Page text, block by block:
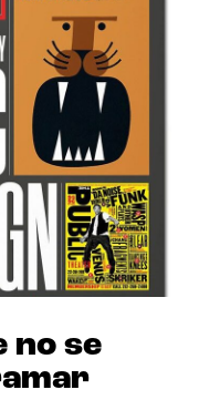
no se